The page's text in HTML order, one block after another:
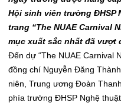
Hội sinh viên trường ĐHSP
trang “The NUAE Carnival
mục xuất sắc nhất đã vượt
Đến dự “The NUAE Carnival
đồng chí Nguyễn Đăng
niên, Trung ương Đoàn
phía trường ĐHSP Nghệ